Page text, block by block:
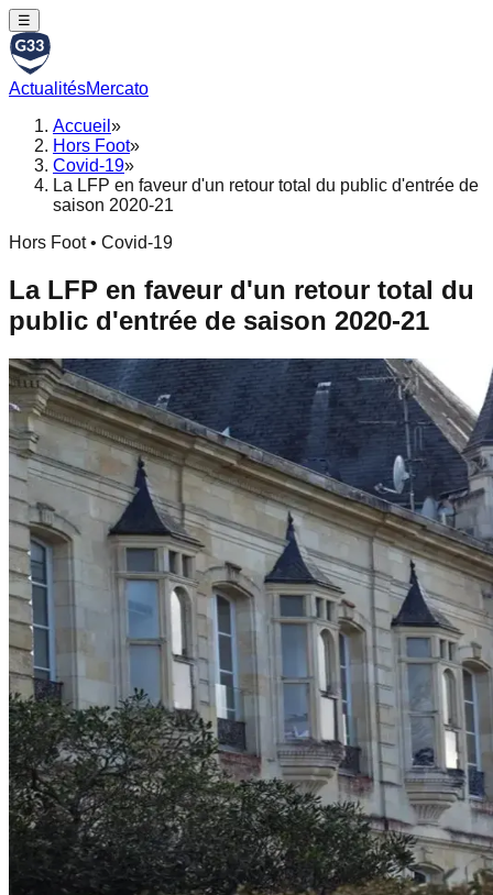
☰
ActualitésMercato
Accueil »
Hors Foot»
Covid-19»
La LFP en faveur d'un retour total du public d'entrée de
saison 2020-21
Hors Foot • Covid-19
La LFP en faveur d'un retour total du
public d'entrée de saison 2020-21